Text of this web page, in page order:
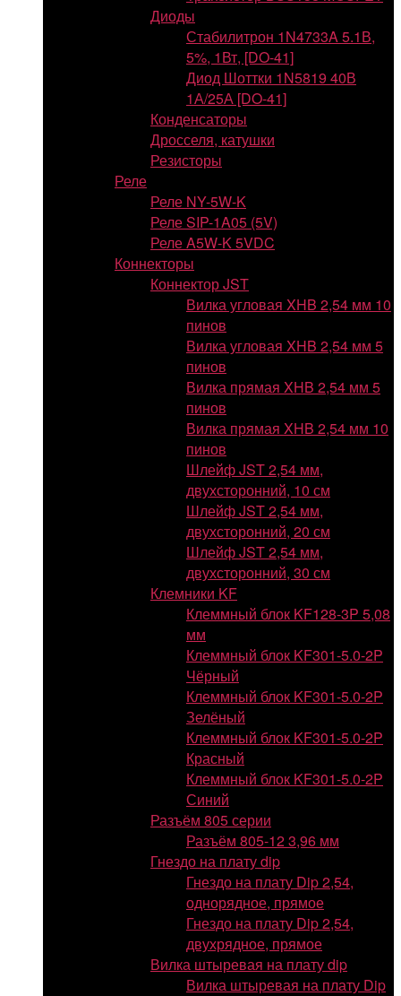
Диоды
Стабилитрон 1N4733A 5.1В,
5%, 1Вт, [DO-41]
Диод Шоттки 1N5819 40В
1А/25А [DO-41]
Конденсаторы
Дросселя, катушки
Резисторы
Реле
Реле NY-5W-K
Реле SIP-1A05 (5V)
Реле A5W-K 5VDC
Коннекторы
Коннектор JST
Вилка угловая XHB 2,54 мм 10
пинов
Вилка угловая XHB 2,54 мм 5
пинов
Вилка прямая XHB 2,54 мм 5
пинов
Вилка прямая XHB 2,54 мм 10
пинов
Шлейф JST 2,54 мм,
двухсторонний, 10 см
Шлейф JST 2,54 мм,
двухсторонний, 20 см
Шлейф JST 2,54 мм,
двухсторонний, 30 см
Клемники KF
Клеммный блок KF128-3P 5,08
мм
Клеммный блок KF301-5.0-2P
Чёрный
Клеммный блок KF301-5.0-2P
Зелёный
Клеммный блок KF301-5.0-2P
Красный
Клеммный блок KF301-5.0-2P
Синий
Разъём 805 серии
Разъём 805-12 3,96 мм
Гнездо на плату dip
Гнездо на плату Dip 2,54,
однорядное, прямое
Гнездо на плату Dip 2,54,
двухрядное, прямое
Вилка штыревая на плату dip
Вилка штыревая на плату Dip